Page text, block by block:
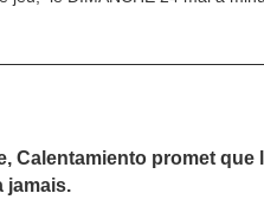
Calentamiento promet que
jamais.